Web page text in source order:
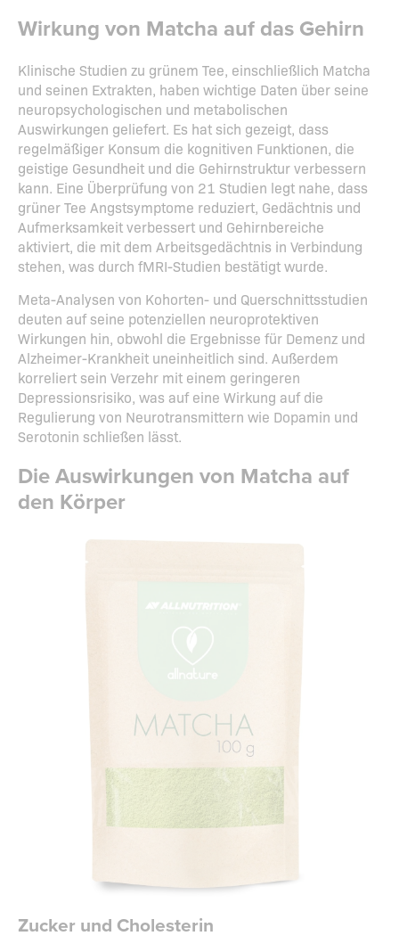
Wirkung von Matcha auf das Gehirn
Klinische Studien zu grünem Tee, einschließlich Matcha
und seinen Extrakten, haben wichtige Daten über seine
neuropsychologischen und metabolischen
Auswirkungen geliefert. Es hat sich gezeigt, dass
regelmäßiger Konsum die kognitiven Funktionen, die
geistige Gesundheit und die Gehirnstruktur verbessern
kann. Eine Überprüfung von 21 Studien legt nahe, dass
grüner Tee Angstsymptome reduziert, Gedächtnis und
Aufmerksamkeit verbessert und Gehirnbereiche
aktiviert, die mit dem Arbeitsgedächtnis in Verbindung
stehen, was durch fMRI-Studien bestätigt wurde.
Meta-Analysen von Kohorten- und Querschnittsstudien
deuten auf seine potenziellen neuroprotektiven
Wirkungen hin, obwohl die Ergebnisse für Demenz und
Alzheimer-Krankheit uneinheitlich sind. Außerdem
korreliert sein Verzehr mit einem geringeren
Depressionsrisiko, was auf eine Wirkung auf die
Regulierung von Neurotransmittern wie Dopamin und
Serotonin schließen lässt.
Die Auswirkungen von Matcha auf
den Körper
Zucker und Cholesterin